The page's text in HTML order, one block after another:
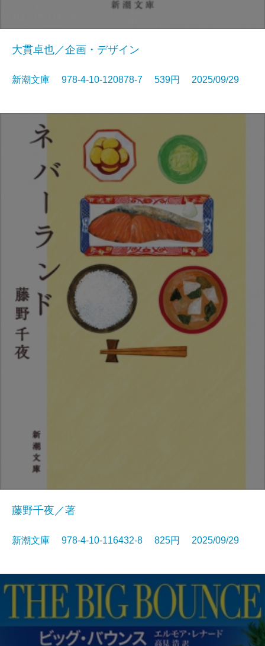
大貫卓也／企画・デザイン
新潮文庫 978-4-10-120878-7 539円 2025/09/29
藤野千夜／著
新潮文庫 978-4-10-116432-8 825円 2025/09/29